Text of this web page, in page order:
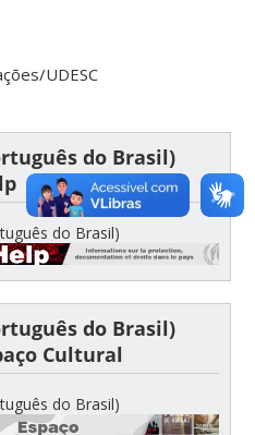
UDESC
do Brasil)
do Brasil)
do Brasil)
Cultural
do Brasil)